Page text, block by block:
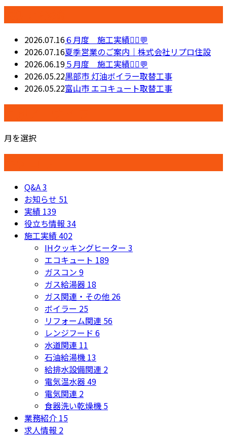
2026.07.16６月度 施工実績👷‍♂️💬
2026.07.16夏季営業のご案内｜株式会社リプロ住設
2026.06.19５月度 施工実績👷‍♂️💬
2026.05.22黒部市 灯油ボイラー取替工事
2026.05.22富山市 エコキュート取替工事
月を選択
Q&A3
お知らせ 51
実績 139
役立ち情報 34
施工実績402
IHクッキングヒーター 3
エコキュート 189
ガスコン 9
ガス給湯器 18
ガス関連・その他 26
ボイラー 25
リフォーム関連 56
レンジフード 6
水道関連 11
石油給湯機 13
給排水設備関連 2
電気温水器49
電気関連 2
食器洗い乾燥機 5
業務紹介 15
求人情報 2